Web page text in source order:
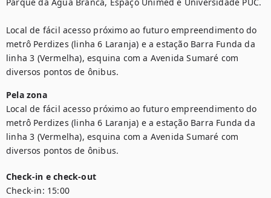
Local de fácil acesso próximo ao futuro empreendimento do
metrô Perdizes (linha 6 Laranja) e a estação Barra Funda da
linha 3 (Vermelha), esquina com a Avenida Sumaré com
diversos pontos de ônibus.
Pela zona
Local de fácil acesso próximo ao futuro empreendimento do
metrô Perdizes (linha 6 Laranja) e a estação Barra Funda da
linha 3 (Vermelha), esquina com a Avenida Sumaré com
diversos pontos de ônibus.
Check-in e check-out
Check-in: 15:00